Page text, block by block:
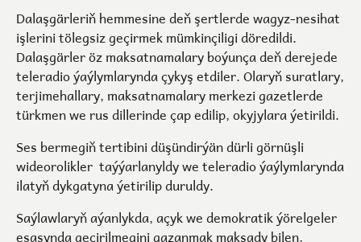
Dalaşgärleriň hemmesine deň şertlerde wagyz-nesihat
işlerini tölegsiz geçirmek mümkinçiligi döredildi.
Dalaşgärler öz maksatnamalary boýunça deň derejede
teleradio ýaýlymlarynda çykyş etdiler. Olaryň suratlary,
terjimehallary, maksatnamalary merkezi gazetlerde
türkmen we rus dillerinde çap edilip, okyjylara ýetirildi.
Ses bermegiň tertibini düşündirýän dürli görnüşli
wideorolikler taýýarlanyldy we teleradio ýaýlymlarynda
ilatyň dykgatyna ýetirilip duruldy.
Saýlawlaryň aýanlykda, açyk we demokratik ýörelgeler
esasynda geçirilmegini gazanmak maksady bilen,